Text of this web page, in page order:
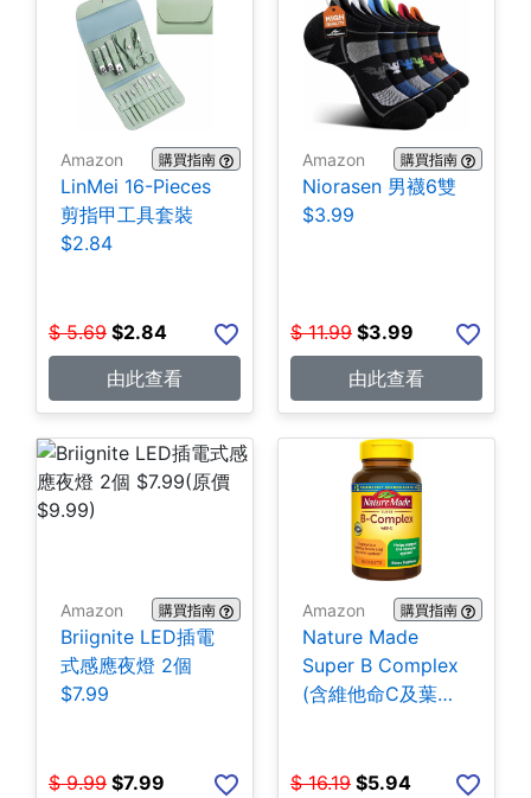
Amazon 購買指南
LinMei 16-Pieces
剪指甲工具套裝
$2.84
$ 5.69 $2.84
由此查看
Amazon 購買指南
Niorasen 男襪6雙
$3.99
$ 11.99 $3.99
由此查看
Amazon 購買指南
Briignite LED插電
式感應夜燈 2個
$7.99
$ 9.99 $7.99
Amazon 購買指南
Nature Made
Super B Complex
(含維他命C及葉酸)
$ 16.19 $5.94